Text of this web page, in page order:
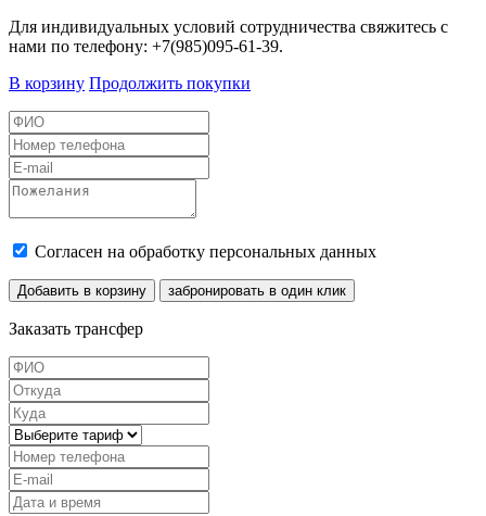
Для индивидуальных условий сотрудничества свяжитесь с
нами по телефону: +7(985)095-61-39.
В корзину Продолжить покупки
Согласен на обработку персональных данных
Добавить в корзину забронировать в один клик
Заказать трансфер